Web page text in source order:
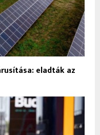
eladták az